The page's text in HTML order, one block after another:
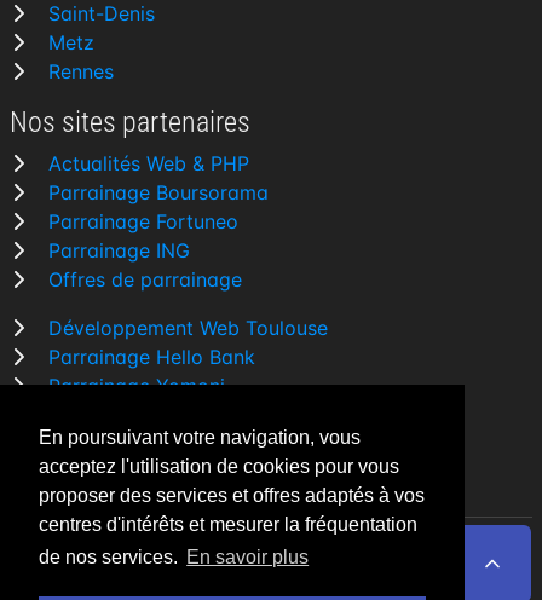
En poursuivant votre navigation, vous
acceptez l'utilisation de cookies pour vous
proposer des services et offres adaptés à vos
centres d'intérêts et mesurer la fréquentation
de nos services. En savoir plus
Saint-Denis
Metz
Rennes
Nos sites partenaires
Actualités Web & PHP
Parrainage Boursorama
Parrainage Fortuneo
Parrainage ING
Offres de parrainage
Développement Web Toulouse
Parrainage Hello Bank
Parrainage Yomoni
Comparatif banque
By Night v5.7.3| © 2026 - Tous droits réservés